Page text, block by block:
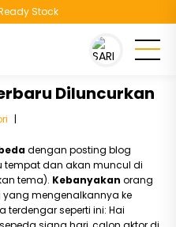
Stock
/Honda Brio Sedan Terbaru
Diluncurkan
|
dengan posting blog
tempat dan akan muncul di
tema). Kebanyakan orang
mengenalkannya ke
terdengar seperti ini: Hai